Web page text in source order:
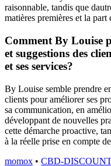
raisonnable, tandis que
matières premières et la
Comment By Louise
et suggestions des
et ses services?
By Louise semble prendre
clients pour améliorer ses
sa communication, en
développant de nouvelles
cette démarche proactive,
à la réelle prise en compte
momox • CBD-